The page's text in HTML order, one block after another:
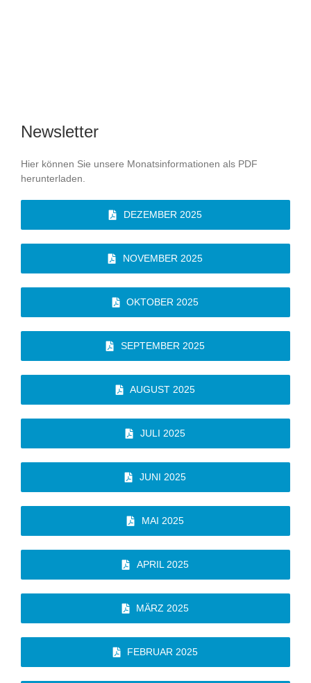
Newsletter
Hier können Sie unsere Monatsinformationen als PDF
herunterladen.
DEZEMBER 2025
NOVEMBER 2025
OKTOBER 2025
SEPTEMBER 2025
AUGUST 2025
JULI 2025
JUNI 2025
MAI 2025
APRIL 2025
MÄRZ 2025
FEBRUAR 2025